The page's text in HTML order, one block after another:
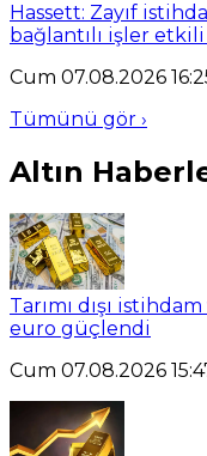
Hassett: Zayıf
bağlantılı işler
Cum 07.08.2026
Tümünü gör ›
Altın
Tarımı dışı
euro güçlendi
Cum 07.08.2026